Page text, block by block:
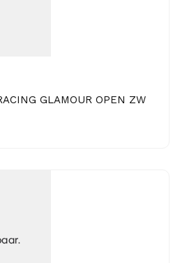
GLAMOUR OPEN ZW